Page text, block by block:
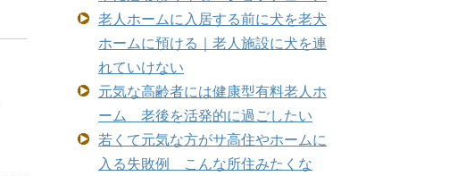
老人ホームに入居する前に犬を老犬
ホームに預ける｜老人施設に犬を連
れていけない
元気な高齢者には健康型有料老人ホ
ーム 老後を活発的に過ごしたい
若くて元気な方がサ高住やホームに
入る失敗例 こんな所住みたくな